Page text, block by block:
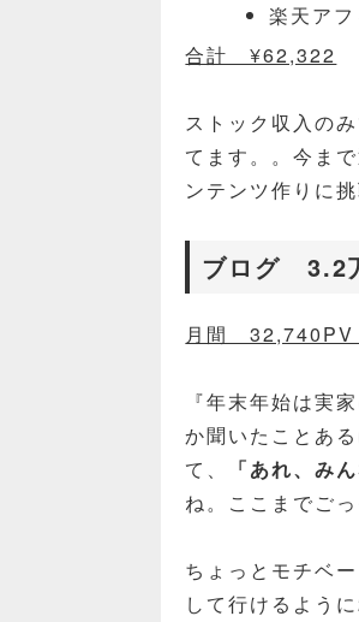
楽天ア
合計 ¥62,322
ストック収入の
てます。。今ま
ンテンツ作りに
ブログ 3.2
月間 32,740PV
『年末年始は実
か聞いたことあ
て、
「あれ、み
ね。ここまでご
ちょっとモチベ
して行けるよう